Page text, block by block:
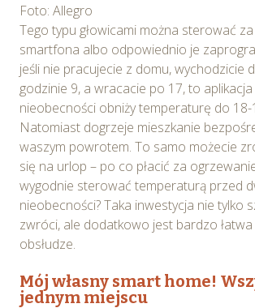
Foto: Allegro
Tego typu głowicami można sterować
smartfona albo odpowiednio je
jeśli nie pracujecie z domu, wychodzicie
godzinie 9, a wracacie po 17, to
nieobecności obniży temperaturę do 18-
Natomiast dogrzeje mieszkanie
waszym powrotem. To samo możecie
się na urlop – po co płacić za
wygodnie sterować temperaturą przed
nieobecności? Taka inwestycja nie tylko
zwróci, ale dodatkowo jest bardzo
obsłudze.
Mój własny smart home!
jednym miejscu